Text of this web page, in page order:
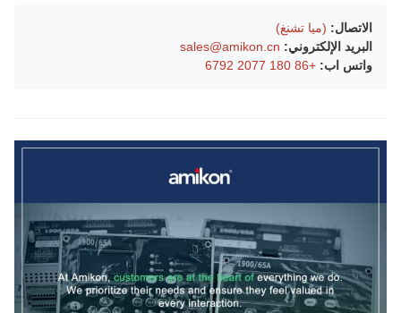
الاتصال: (ميا تشنغ)
البريد الإلكتروني: sales@amikon.cn
واتس اب: +86 180 2077 6792